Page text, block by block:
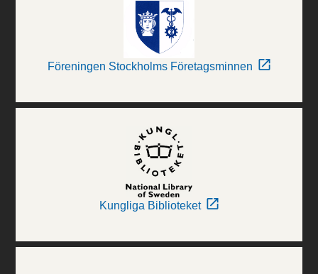
Föreningen Stockholms Företagsminnen
Kungliga Biblioteket